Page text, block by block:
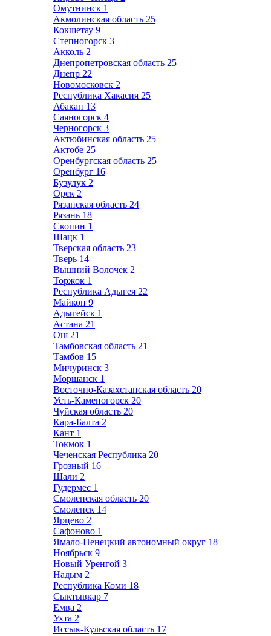
Омутнинск 1
Акмолинская область 25
Кокшетау 9
Степногорск 3
Акколь 2
Днепропетровская область 25
Днепр 22
Новомосковск 2
Республика Хакасия 25
Абакан 13
Саяногорск 4
Черногорск 3
Актюбинская область 25
Актобе 25
Оренбургская область 25
Оренбург 16
Бузулук 2
Орск 2
Рязанская область 24
Рязань 18
Скопин 1
Шацк 1
Тверская область 23
Тверь 14
Вышний Волочёк 2
Торжок 1
Республика Адыгея 22
Майкоп 9
Адыгейск 1
Астана 21
Ош 21
Тамбовская область 21
Тамбов 15
Мичуринск 3
Моршанск 1
Восточно-Казахстанская область 20
Усть-Каменогорск 20
Чуйская область 20
Кара-Балта 2
Кант 1
Токмок 1
Чеченская Республика 20
Грозный 16
Шали 2
Гудермес 1
Смоленская область 20
Смоленск 14
Ярцево 2
Сафоново 1
Ямало-Ненецкий автономный округ 18
Ноябрьск 9
Новый Уренгой 3
Надым 2
Республика Коми 18
Сыктывкар 7
Емва 2
Ухта 2
Иссык-Кульская область 17